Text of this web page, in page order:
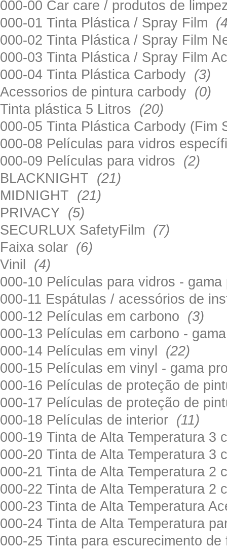
000-00 Car care / produtos de
000-01 Tinta Plástica / Spray Film
000-02 Tinta Plástica / Spray Film
000-03 Tinta Plástica / Spray Film
000-04 Tinta Plástica Carbody (3)
Acessorios de pintura carbody (0)
Tinta plástica 5 Litros (20)
000-05 Tinta Plástica Carbody
000-08 Películas para vidros
000-09 Películas para vidros (2)
BLACKNIGHT (21)
MIDNIGHT (21)
PRIVACY (5)
SECURLUX SafetyFilm (7)
Faixa solar (6)
Vinil (4)
000-10 Películas para vidros -
000-11 Espátulas / acessórios de
000-12 Películas em carbono (3)
000-13 Películas em carbono -
000-14 Películas em vinyl (22)
000-15 Películas em vinyl - gama
000-16 Películas de proteção de
000-17 Películas de proteção de
000-18 Películas de interior (11)
000-19 Tinta de Alta Temperatura
000-20 Tinta de Alta Temperatura
000-21 Tinta de Alta Temperatura
000-22 Tinta de Alta Temperatura
000-23 Tinta de Alta Temperatura
000-24 Tinta de Alta Temperatura
000-25 Tinta para escurecimento